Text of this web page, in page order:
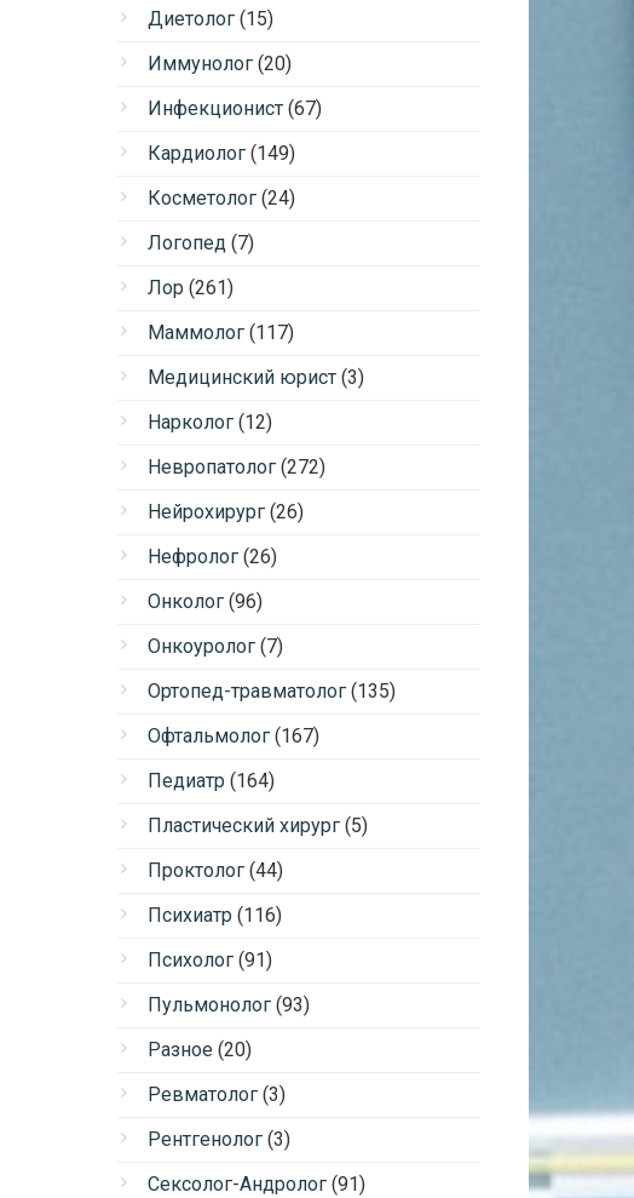
Диетолог (15)
Иммунолог (20)
Инфекционист (67)
Кардиолог (149)
Косметолог (24)
Логопед (7)
Лор (261)
Маммолог (117)
Медицинский юрист (3)
Нарколог (12)
Невропатолог (272)
Нейрохирург (26)
Нефролог (26)
Онколог (96)
Онкоуролог (7)
Ортопед-травматолог (135)
Офтальмолог (167)
Педиатр (164)
Пластический хирург (5)
Проктолог (44)
Психиатр (116)
Психолог (91)
Пульмонолог (93)
Разное (20)
Ревматолог (3)
Рентгенолог (3)
Сексолог-Андролог (91)